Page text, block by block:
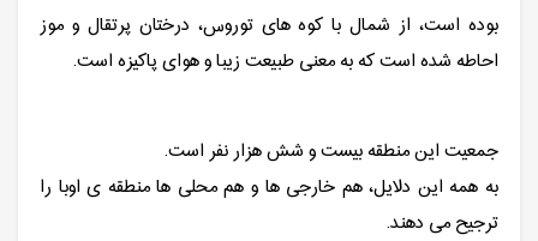
بوده است، از شمال با کوه های توروس، درختان پرتقال و موز
احاطه شده است که به معنی طبیعت زیبا و هوای پاکیزه است.
جمعیت این منطقه بیست و شش هزار نفر است.
به همه این دلایل، هم خارجی ها و هم محلی ها منطقه ی اوبا را
ترجیح می دهند.